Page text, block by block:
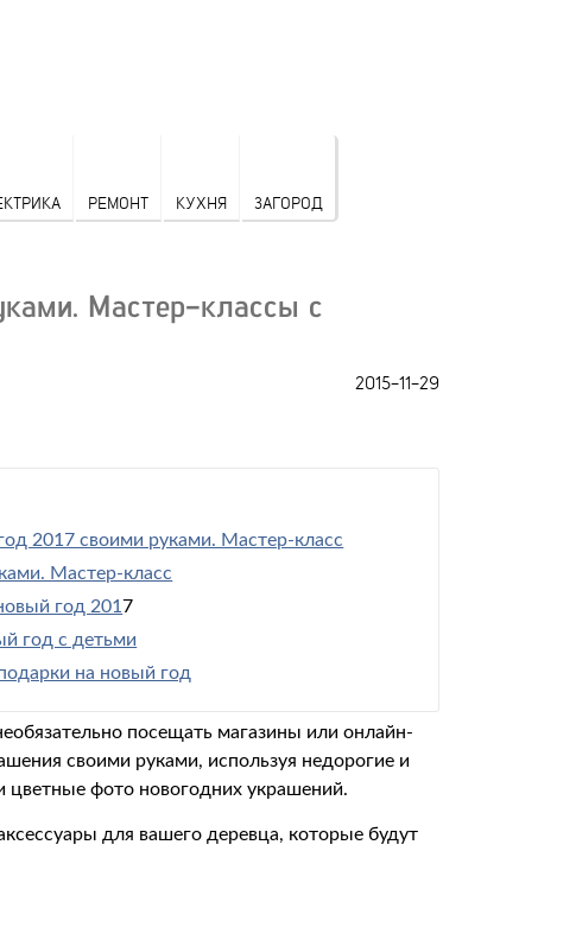
РЕМОНТ КУХНЯ ЗАГОРОД
Мастер-классы с
2015-11-29
2017 своими руками. Мастер-класс
Мастер-класс
год 2017
год с детьми
на новый год
посещать магазины или онлайн-
своими руками, используя недорогие и
фото новогодних украшений.
для вашего деревца, которые будут